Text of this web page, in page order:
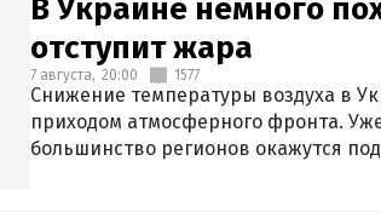
В Украине немного
отступит жара
7 августа, 20:00 1577
Снижение температуры воздуха в
приходом атмосферного фронта.
большинство регионов окажутся